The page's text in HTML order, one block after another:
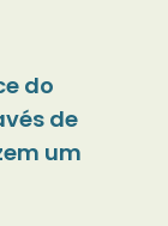
do
de
um